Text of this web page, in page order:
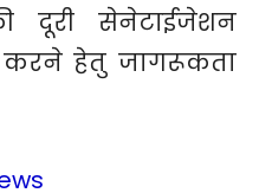
दूरी सेनेटाईजेशन
करने हेतु जागरूकता